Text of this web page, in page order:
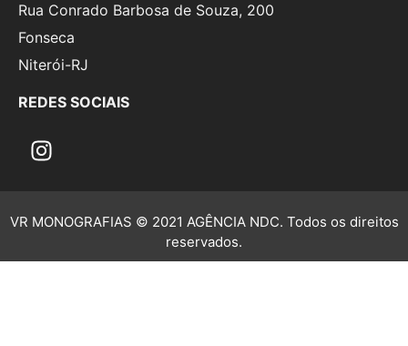
Rua Conrado Barbosa de Souza, 200
Fonseca
Niterói-RJ
REDES SOCIAIS
VR MONOGRAFIAS © 2021 AGÊNCIA NDC. Todos os direitos
reservados.